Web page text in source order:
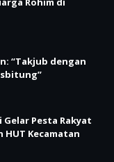
“Takjub dengan
Pesta Rakyat
HUT Kecamatan